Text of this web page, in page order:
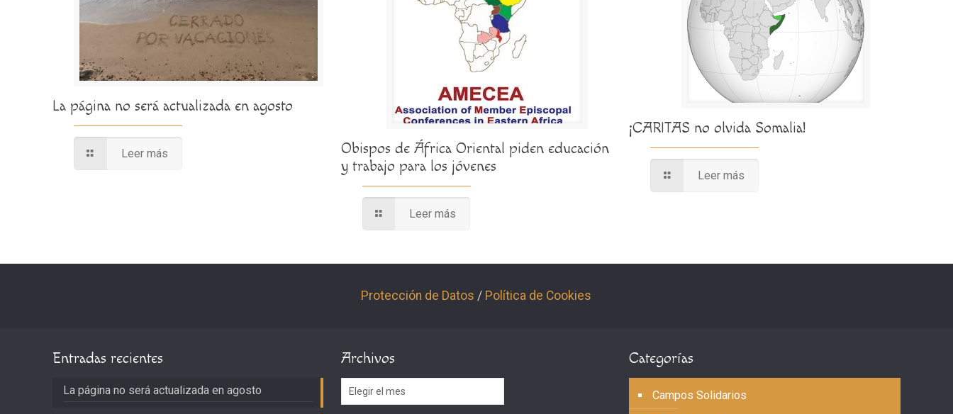
La página no será actualizada en agosto
Leer más
Obispos de África Oriental piden educación
y trabajo para los jóvenes
Leer más
¡CARITAS no olvida Somalia!
Leer más
Protección de Datos / Política de Cookies
Entradas recientes
La página no será actualizada en agosto
Archivos
Archivos
Categorías
Campos Solidarios